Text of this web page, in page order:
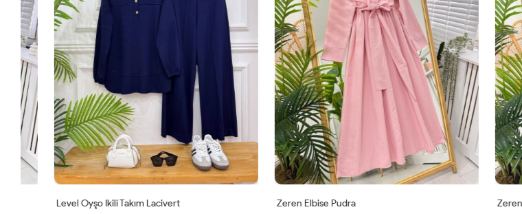
Level Oyşo Ikili Takım Lacivert Zeren Elbise Pudra Zeren